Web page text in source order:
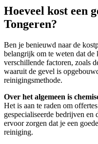
Hoeveel kost een
Tongeren?
Ben je benieuwd naar de
belangrijk om te weten dat
verschillende factoren, zoals
waaruit de gevel is
reinigingsmethode.
Over het algemeen is
Het is aan te raden om
gespecialiseerde bedrijven
ervoor zorgen dat je een
reiniging.